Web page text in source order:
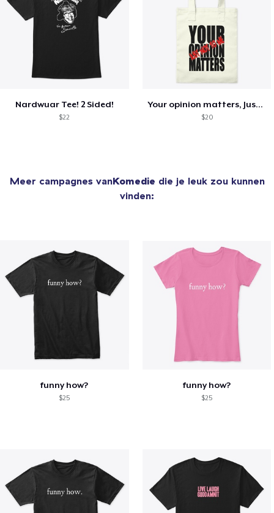
Nardwuar Tee! 2 Sided!
$22
Your opinion matters, Just not to me!
$20
Meer campagnes vanKomedie die je leuk zou kunnen
vinden:
funny how?
$25
funny how?
$25